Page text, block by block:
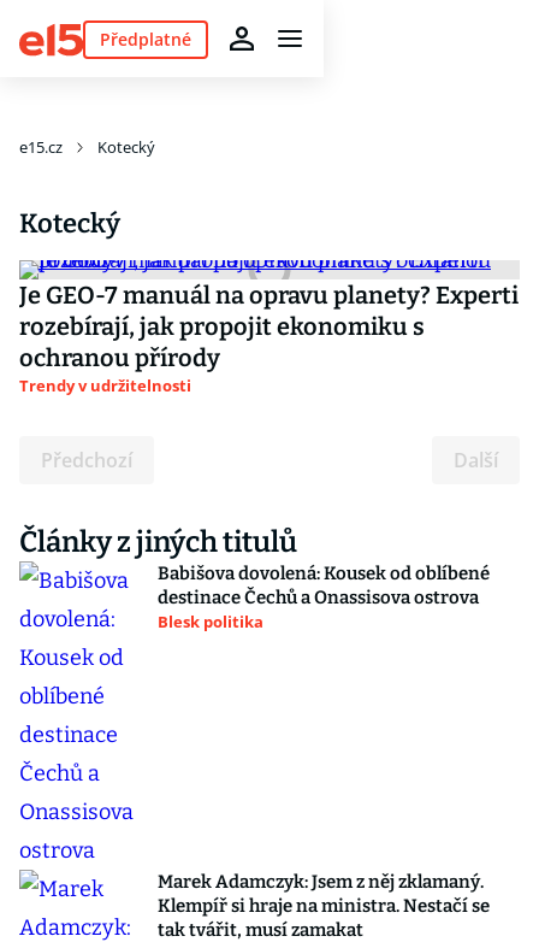
Předplatné
e15.cz Kotecký
Kotecký
Je GEO-7 manuál na opravu planety? Experti
rozebírají, jak propojit ekonomiku s
ochranou přírody
Trendy v udržitelnosti
Předchozí Další
Články z jiných titulů
Babišova dovolená: Kousek od oblíbené
destinace Čechů a Onassisova ostrova
Blesk politika
Marek Adamczyk: Jsem z něj zklamaný.
Klempíř si hraje na ministra. Nestačí se
tak tvářit, musí zamakat